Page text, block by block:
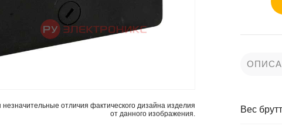
отличия фактического дизайна изделия
от данного изображения.
Вес